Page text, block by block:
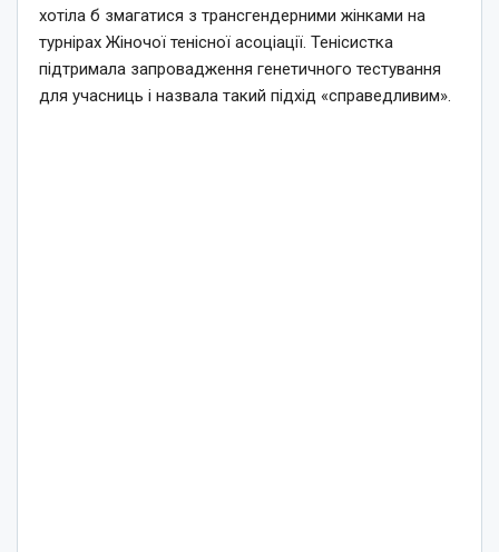
хотіла б змагатися з трансгендерними жінками на
турнірах Жіночої тенісної асоціації. Тенісистка
підтримала запровадження генетичного тестування
для учасниць і назвала такий підхід «справедливим».